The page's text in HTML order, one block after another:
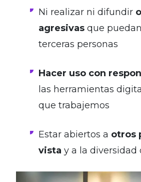
Ni realizar ni difundir
agresivas que
terceras personas
Hacer uso con
las herramientas
que trabajemos
Estar abiertos a otros
vista y a la diversidad